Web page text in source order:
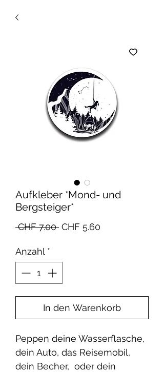
Aufkleber *Mond- und
Bergsteiger*
CHF 7.00 Standardpreis
CHF 5.60
Anzahl *
In den Warenkorb
Peppen deine Wasserflasche,
dein Auto, das Reisemobil,
dein Becher, oder dein